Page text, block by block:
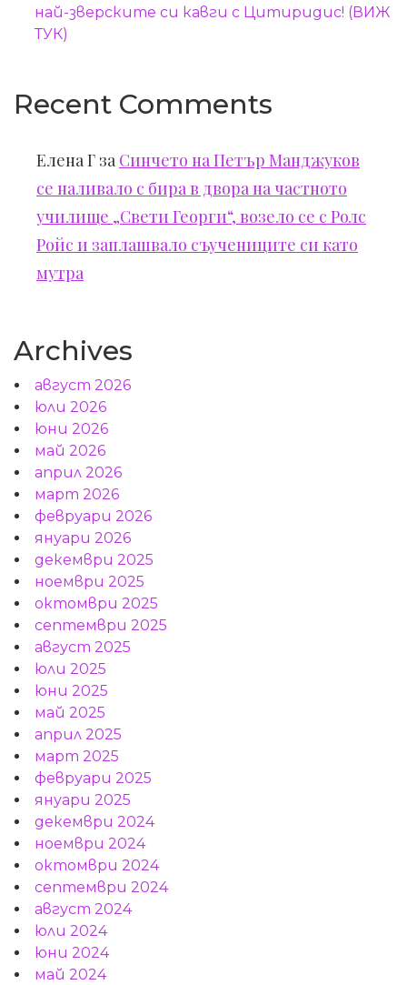
най-зверските си кавги с Цитиридис! (ВИЖ
ТУК)
Recent Comments
Елена Г за Синчето на Петър Манджуков
се наливало с бира в двора на частното
училище „Свети Георги“, возело се с Ролс
Ройс и заплашвало съучениците си като
мутра
Archives
август 2026
юли 2026
юни 2026
май 2026
април 2026
март 2026
февруари 2026
януари 2026
декември 2025
ноември 2025
октомври 2025
септември 2025
август 2025
юли 2025
юни 2025
май 2025
април 2025
март 2025
февруари 2025
януари 2025
декември 2024
ноември 2024
октомври 2024
септември 2024
август 2024
юли 2024
юни 2024
май 2024